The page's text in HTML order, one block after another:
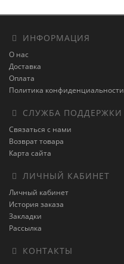
ИНФОРМАЦИЯ
О нас
Доставка
Оплата
Политика конфиденциальности
СЛУЖБА ПОДДЕРЖКИ
Связаться с нами
Возврат товара
Карта сайта
ЛИЧНЫЙ КАБИНЕТ
Личный кабинет
История заказа
Закладки
Рассылка
КОНТАКТЫ